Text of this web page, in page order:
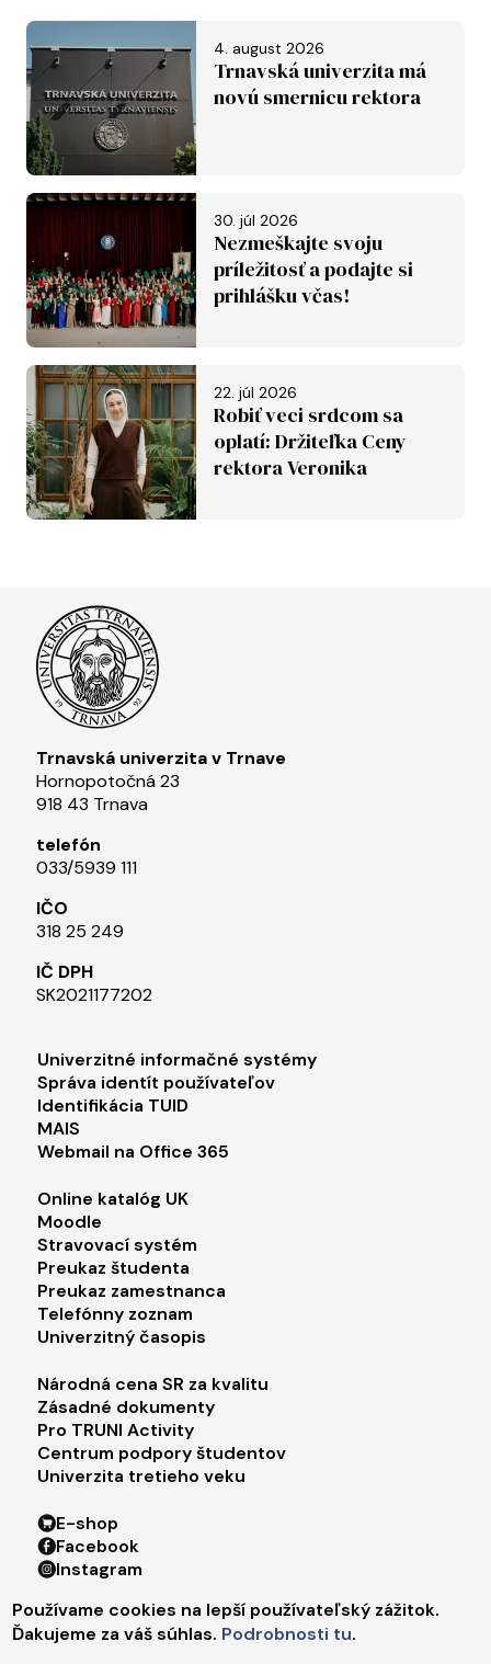
4. august 2026
Trnavská univerzita má
novú smernicu rektora
30. júl 2026
Nezmeškajte svoju
príležitosť a podajte si
prihlášku včas!
22. júl 2026
Robiť veci srdcom sa
oplatí: Držiteľka Ceny
rektora Veronika
Trnavská univerzita v Trnave
Hornopotočná 23
918 43 Trnava
telefón
033/5939 111​
IČO
318 25 249
IČ DPH
SK2021177202​
Footer menu 1
Univerzitné informačné systémy
Správa identít používateľov
Identifikácia TUID
MAIS
Webmail na Office 365
Footer menu 2
Online katalóg UK
Moodle
Stravovací systém
Preukaz študenta
Preukaz zamestnanca
Telefónny zoznam
Univerzitný časopis
Footer menu 3
Národná cena SR za kvalitu
Zásadné dokumenty
Pro TRUNI Activity
Centrum podpory študentov
Univerzita tretieho veku
Footer menu 4
E-shop
Facebook
Instagram
LinkedIn
Youtube
Používame cookies na lepší používateľský zážitok.
Ďakujeme za váš súhlas. Podrobnosti tu.